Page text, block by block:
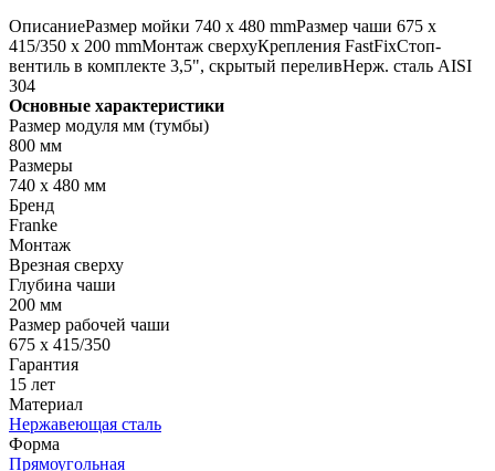
ОписаниеРазмер мойки 740 x 480 mmРазмер чаши 675 x
415/350 x 200 mmМонтаж сверхуКрепления FastFixСтоп-
вентиль в комплекте 3,5", скрытый переливНерж. сталь AISI
304
Основные характеристики
Размер модуля мм (тумбы)
800 мм
Размеры
740 х 480 мм
Бренд
Franke
Монтаж
Врезная сверху
Глубина чаши
200 мм
Размер рабочей чаши
675 x 415/350
Гарантия
15 лет
Материал
Нержавеющая сталь
Форма
Прямоугольная